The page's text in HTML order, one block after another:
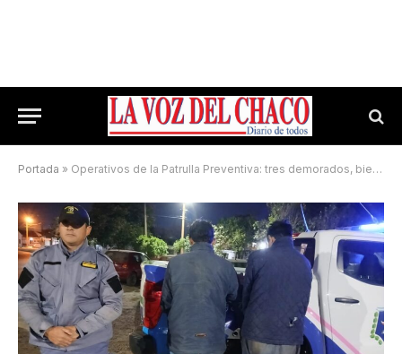
Portada » Operativos de la Patrulla Preventiva: tres demorados, bienes recuperados y un detenido con pedido de captura